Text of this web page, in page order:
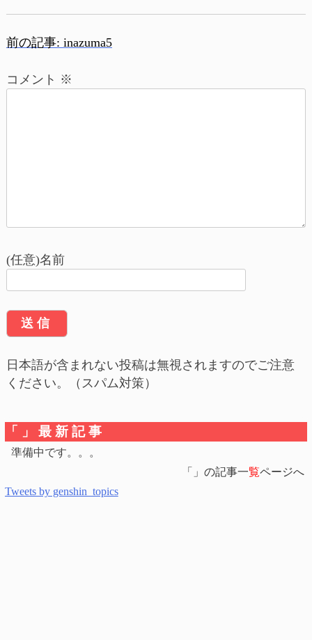
投
稿
シ
ョ
前の記事: inazuma5
コメント ※
(任意)名前
日本語が含まれない投稿は無視されますのでご注意
ください。（スパム対策）
「」最新記事
準備中です。。。
「」の記事一覧ページへ
Tweets by genshin_topics